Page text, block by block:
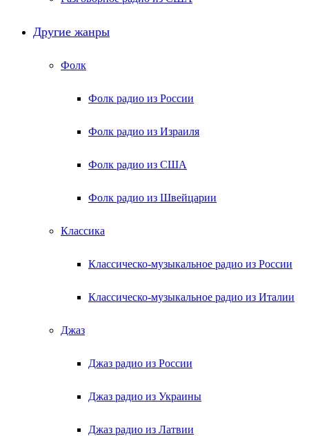
Другие жанры
Фолк
Фолк радио из России
Фолк радио из Израиля
Фолк радио из США
Фолк радио из Швейцарии
Классика
Классическо-музыкальное радио из России
Классическо-музыкальное радио из Италии
Джаз
Джаз радио из России
Джаз радио из Украины
Джаз радио из Латвии